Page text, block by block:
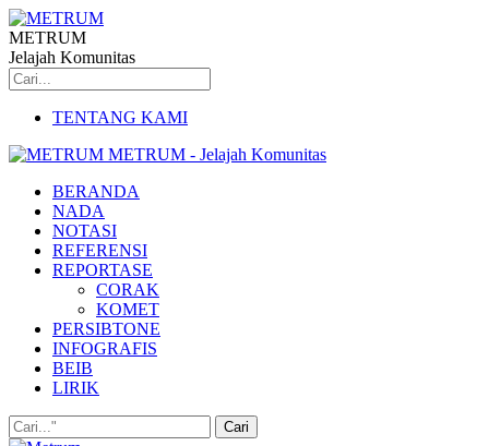
METRUM
Jelajah Komunitas
TENTANG KAMI
METRUM - Jelajah Komunitas
BERANDA
NADA
NOTASI
REFERENSI
REPORTASE
CORAK
KOMET
PERSIBTONE
INFOGRAFIS
BEIB
LIRIK